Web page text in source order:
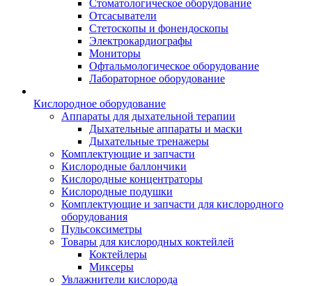
Стоматологическое оборудование
Отсасыватели
Стетоскопы и фонендоскопы
Электрокардиографы
Мониторы
Офтальмологическое оборудование
Лабораторное оборудование
Кислородное оборудование
Аппараты для дыхательной терапии
Дыхательные аппараты и маски
Дыхательные тренажеры
Комплектующие и запчасти
Кислородные баллончики
Кислородные концентраторы
Кислородные подушки
Комплектующие и запчасти для кислородного
оборудования
Пульсоксиметры
Товары для кислородных коктейлей
Коктейлеры
Миксеры
Увлажнители кислорода